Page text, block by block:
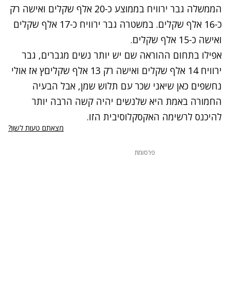
הממשלה גבר ירוויח בממוצע כ-20 אלף שקלים ואישה רק
כ-16 אלף שקלים. במשטרה גבר ירוויח כ-17 אלף שקלים
ואישה כ-15 אלף שקלים.
אפילו בתחום ההוראה שם יש יותר נשים מגברים, גבר
ירוויח 14 אלף שקלים ואישה רק 13 אלף שקליםץ אז אולי
נחשפים כאן שיאני שכר עם תלוש שמן, אבל הבעיה
החמורה באמת היא שלנשים יהיה קשה הרבה יותר
להיכנס לרשימה האקסקלוסיבית הזו.
מצאתם טעות לשון?
פרסומת